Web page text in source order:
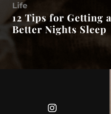
Life
12 Tips for Getting a
Better Nights Sleep